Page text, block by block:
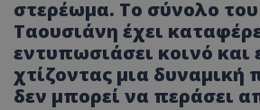
στερέωμα. Το σύνολο
Ταουσιάνη έχει
εντυπωσιάσει κοινό και
χτίζοντας μια δυναμική
δεν μπορεί να περάσει